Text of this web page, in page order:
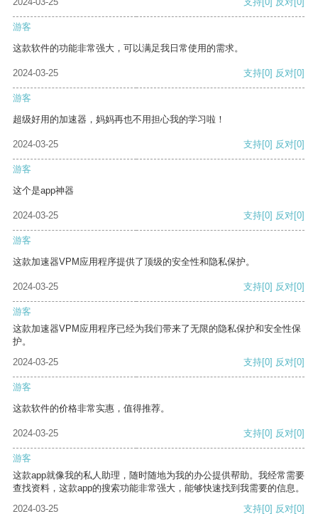
游客
这款软件的功能非常强大，可以满足我日常使用的需求。
2024-03-25 支持[0] 反对[0]
游客
超级好用的加速器，妈妈再也不用担心我的学习啦！
2024-03-25 支持[0] 反对[0]
游客
这个是app神器
2024-03-25 支持[0] 反对[0]
游客
这款加速器VPM应用程序提供了顶级的安全性和隐私保护。
2024-03-25 支持[0] 反对[0]
游客
这款加速器VPM应用程序已经为我们带来了无限的隐私保护和安全性保
护。
2024-03-25
支持[0] 反对[0]
游客
这款软件的价格非常实惠，值得推荐。
2024-03-25 支持[0] 反对[0]
游客
这款app就像我的私人助理，随时随地为我的办公提供帮助。我经常需要
查找资料，这款app的搜索功能非常强大，能够快速找到我需要的信息。
2024-03-25
支持[0] 反对[0]